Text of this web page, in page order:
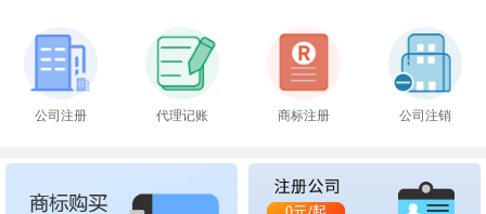
公司注册 代理记账 商标注册 公司注销